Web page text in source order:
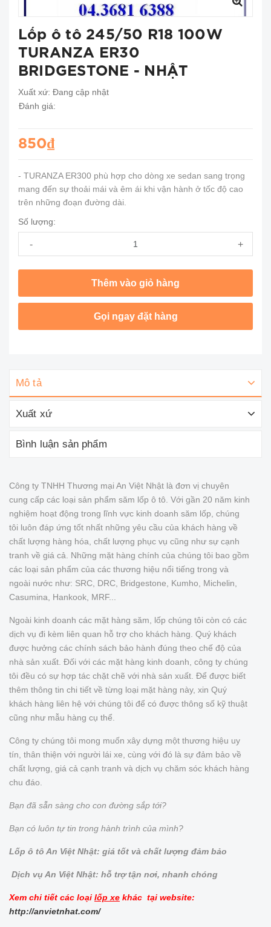
Lốp ô tô 245/50 R18 100W
TURANZA ER30
BRIDGESTONE - NHẬT
Xuất xứ: Đang cập nhật
Đánh giá:
850₫
- TURANZA ER300 phù hợp cho dòng xe sedan sang trọng
mang đến sự thoải mái và êm ái khi vận hành ở tốc độ cao
trên những đoạn đường dài.
Số lượng:
- +
Thêm vào giỏ hàng
Gọi ngay đặt hàng
Mô tả
Xuất xứ
Bình luận sản phẩm
Công ty TNHH Thương mại An Việt Nhật là đơn vị chuyên
cung cấp các loại sản phẩm săm lốp ô tô. Với gần 20 năm kinh
nghiệm hoạt động trong lĩnh vực kinh doanh săm lốp, chúng
tôi luôn đáp ứng tốt nhất những yêu cầu của khách hàng về
chất lượng hàng hóa, chất lượng phục vụ cũng như sự cạnh
tranh về giá cả. Những mặt hàng chính của chúng tôi bao gồm
các loại sản phẩm của các thương hiệu nổi tiếng trong và
ngoài nước như: SRC, DRC, Bridgestone, Kumho, Michelin,
Casumina, Hankook, MRF...
Ngoài kinh doanh các mặt hàng săm, lốp chúng tôi còn có các
dịch vụ đi kèm liên quan hỗ trợ cho khách hàng. Quý khách
được hưởng các chính sách bảo hành đúng theo chế độ của
nhà sản xuất. Đối với các mặt hàng kinh doanh, công ty chúng
tôi đều có sự hợp tác chặt chẽ với nhà sản xuất. Để được biết
thêm thông tin chi tiết về từng loại mặt hàng này, xin Quý
khách hàng liên hệ với chúng tôi để có được thông số kỹ thuật
cũng như mẫu hàng cụ thể.
Công ty chúng tôi mong muốn xây dựng một thương hiệu uy
tín, thân thiện với người lái xe, cùng với đó là sự đảm bảo về
chất lượng, giá cả cạnh tranh và dịch vụ chăm sóc khách hàng
chu đáo.
Bạn đã sẵn sàng cho con đường sắp tới?
Bạn có luôn tự tin trong hành trình của mình?
Lốp ô tô An Việt Nhật: giá tốt và chất lượng đảm bảo
Dịch vụ An Việt Nhật: hỗ trợ tận nơi, nhanh chóng
Xem chi tiết các loại lốp xe khác tại website:
http://anvietnhat.com/